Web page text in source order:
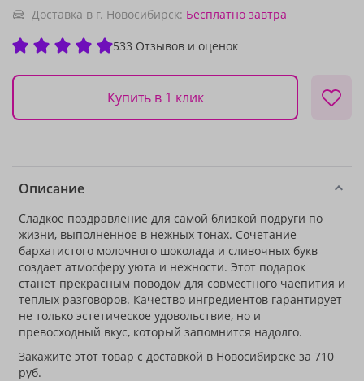
Доставка в г. Новосибирск: Бесплатно завтра
533 Отзывов и оценок
Купить в 1 клик
Описание
Сладкое поздравление для самой близкой подруги по
жизни, выполненное в нежных тонах. Сочетание
бархатистого молочного шоколада и сливочных букв
создает атмосферу уюта и нежности. Этот подарок
станет прекрасным поводом для совместного чаепития и
теплых разговоров. Качество ингредиентов гарантирует
не только эстетическое удовольствие, но и
превосходный вкус, который запомнится надолго.
Закажите этот товар с доставкой в Новосибирске за 710
руб.